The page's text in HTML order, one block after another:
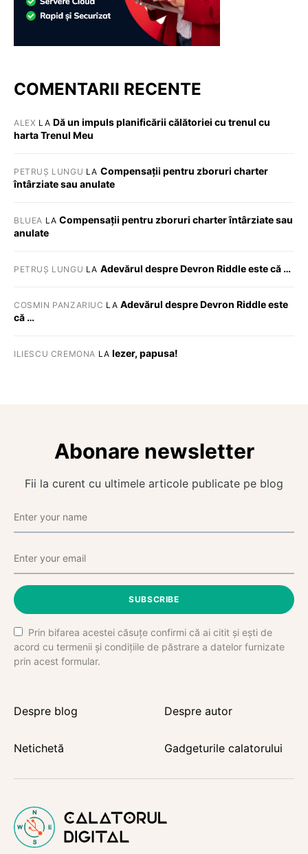
COMENTARII RECENTE
ALEX LA Dă un impuls planificării călătoriei cu trenul cu
harta Trenul Meu
PETRUȘ LUNGU LA Compensații pentru zboruri charter
întârziate sau anulate
BLUEA LACompensații pentru zboruri charter întârziate sau
anulate
PETRUȘ LUNGU LA Adevărul despre Devron Riddle este că …
COSMIN PANZARIUC LA Adevărul despre Devron Riddle este
că …
ILIESCU CREMONA LA Iezer, papusa!
Abonare newsletter
Fii la curent cu ultimele articole publicate pe blog
SUBSCRIBE
Prin bifarea acestei căsuțe confirmi că ai citit și ești de
acord cu termenii și condițiile de păstrare a datelor furnizate
prin acest formular.
Despre blog Despre autor
Netichetă Gadgeturile calatorului